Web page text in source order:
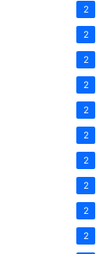
2
2
2
2
2
2
2
2
2
2